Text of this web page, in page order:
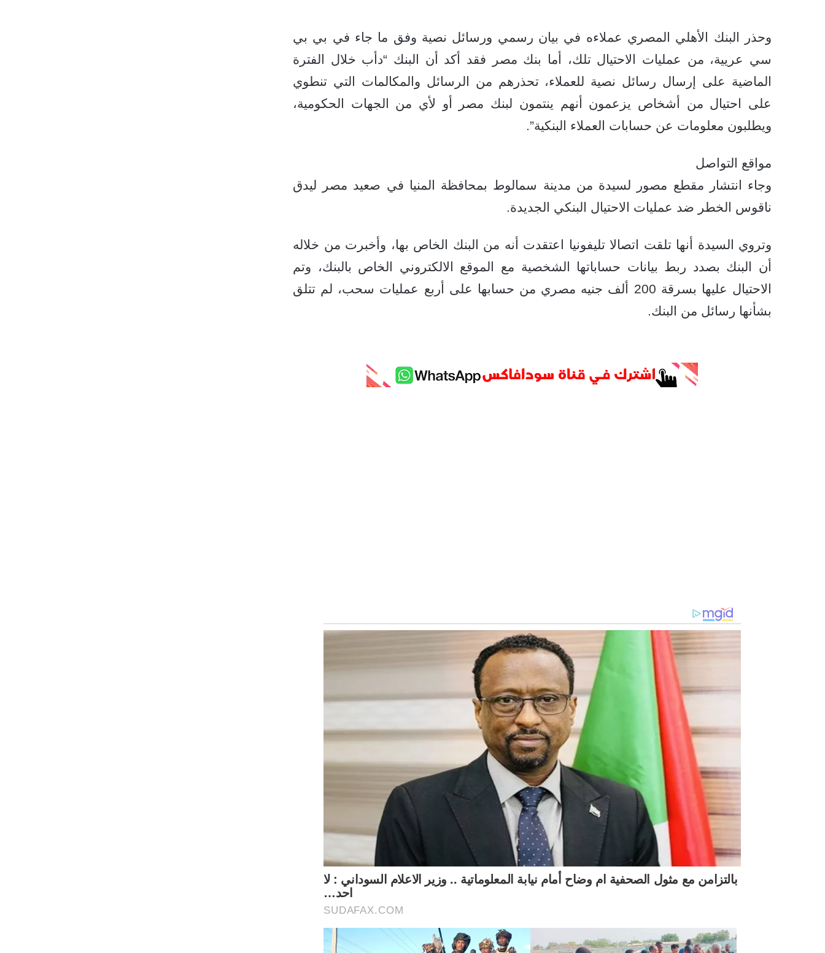
وحذر البنك الأهلي المصري عملاءه في بيان رسمي ورسائل نصية وفق ما جاء في بي بي
سي عريية، من عمليات الاحتيال تلك، أما بنك مصر فقد أكد أن البنك “دأب خلال الفترة
الماضية على إرسال رسائل نصية للعملاء، تحذرهم من الرسائل والمكالمات التي تنطوي
على احتيال من أشخاص يزعمون أنهم ينتمون لبنك مصر أو لأي من الجهات الحكومية،
ويطلبون معلومات عن حسابات العملاء البنكية”.
مواقع التواصل
وجاء انتشار مقطع مصور لسيدة من مدينة سمالوط بمحافظة المنيا في صعيد مصر ليدق
ناقوس الخطر ضد عمليات الاحتيال البنكي الجديدة.
وتروي السيدة أنها تلقت اتصالا تليفونيا اعتقدت أنه من البنك الخاص بها، وأخبرت من خلاله
أن البنك بصدد ربط بيانات حساباتها الشخصية مع الموقع الالكتروني الخاص بالبنك، وتم
الاحتيال عليها بسرقة 200 ألف جنيه مصري من حسابها على أربع عمليات سحب، لم تتلق
بشأنها رسائل من البنك.